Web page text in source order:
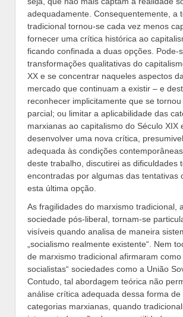
adequadamente. Consequentemente, a
tradicional tornou-se cada vez menos
fornecer uma crítica histórica ao
ficando confinada a duas opções. Pode-
transformações qualitativas do
XX e se concentrar naqueles aspectos
mercado que continuam a existir – e
reconhecer implicitamente que se
parcial; ou limitar a aplicabilidade das
marxianas ao capitalismo do Século XIX
desenvolver uma nova crítica,
adequada às condições
deste trabalho, discutirei as dificuldades
encontradas por algumas das tentativas
esta última opção.
As fragilidades do marxismo tradicional,
sociedade pós-liberal, tornam-se
visíveis quando analisa de maneira
„socialismo realmente existente“. Nem
de marxismo tradicional afirmaram como
socialistas“ sociedades como a União
Contudo, tal abordagem teórica não
análise crítica adequada dessa forma de
categorias marxianas, quando